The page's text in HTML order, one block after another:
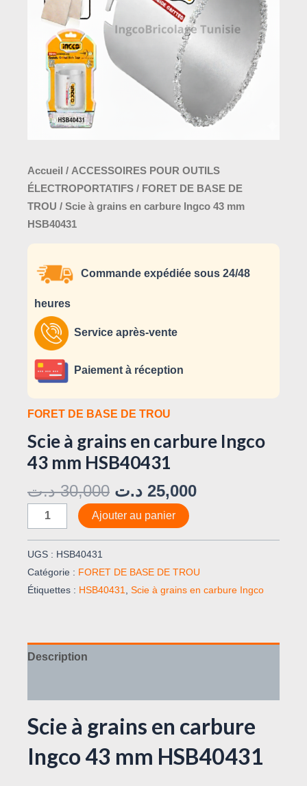
Accueil / ACCESSOIRES POUR OUTILS
ÉLECTROPORTATIFS / FORET DE BASE DE
TROU / Scie à grains en carbure Ingco 43 mm
HSB40431
Commande expédiée sous 24/48
heures
Service après-vente
Paiement à réception
FORET DE BASE DE TROU
Scie à grains en carbure Ingco
43 mm HSB40431
30,000 د.ت 25,000 د.ت
carbure
Ingco
HSB40431
Ajouter au panier
UGS : HSB40431
Catégorie : FORET DE BASE DE TROU
Étiquettes : HSB40431, Scie à grains en carbure Ingco
Description
Scie à grains en carbure
Ingco 43 mm HSB40431